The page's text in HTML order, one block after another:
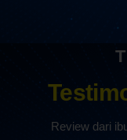
Review dari